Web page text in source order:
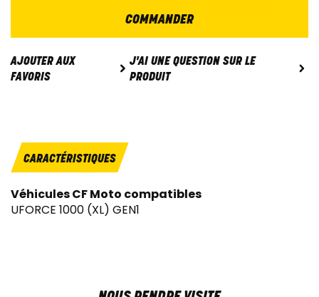
COMMANDER
AJOUTER AUX
FAVORIS
J'AI UNE QUESTION SUR LE
PRODUIT
CARACTÉRISTIQUES
Véhicules CF Moto compatibles
UFORCE 1000 (XL) GEN1